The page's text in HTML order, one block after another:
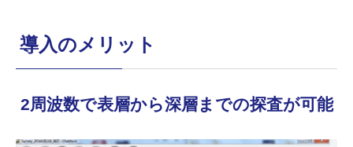
導入のメリット
2周波数で表層から深層までの探査が可能